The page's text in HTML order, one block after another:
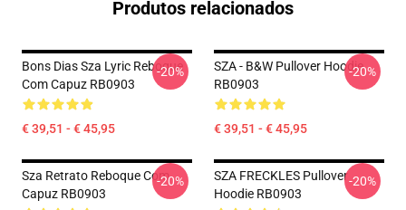
Produtos relacionados
Bons Dias Sza Lyric Reboque
Com Capuz RB0903
€ 39,51 - € 45,95
-20%
SZA - B&W Pullover Hoodie
RB0903
€ 39,51 - € 45,95
-20%
Sza Retrato Reboque Com
Capuz RB0903
-20%
SZA FRECKLES Pullover
Hoodie RB0903
-20%